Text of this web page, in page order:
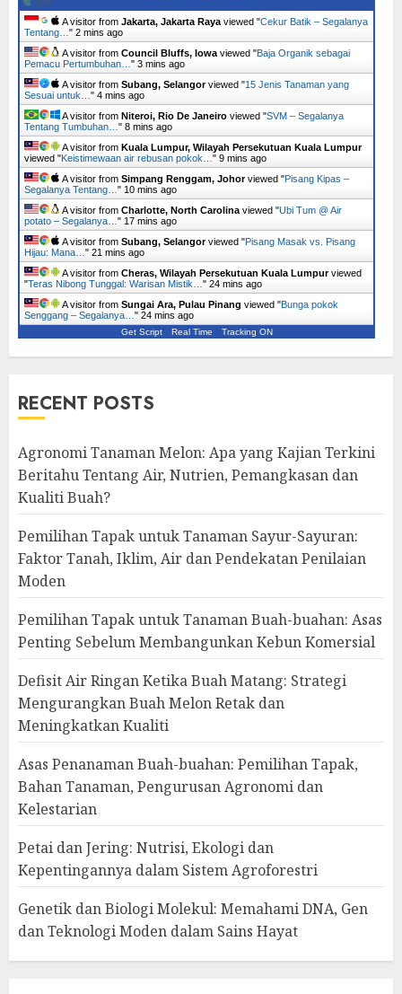
A visitor from Jakarta, Jakarta Raya viewed "Cekur Batik – Segalanya
Tentang… " 2 mins ago
A visitor from Council Bluffs, Iowa viewed "Baja Organik sebagai
Pemacu Pertumbuhan… " 3 mins ago
A visitor from Subang, Selangorviewed "15 Jenis Tanaman yang
Sesuai untuk… " 4 mins ago
A visitor from Niteroi, Rio De Janeiro viewed "SVM – Segalanya
Tentang Tumbuhan… " 8 mins ago
A visitor from Kuala Lumpur, Wilayah Persekutuan Kuala Lumpur
viewed "Keistimewaan air rebusan pokok… " 9 mins ago
A visitor from Simpang Renggam, Johorviewed "Pisang Kipas –
Segalanya Tentang… " 10 mins ago
A visitor from Charlotte, North Carolina viewed "Ubi Tum @ Air
potato – Segalanya… " 17 mins ago
A visitor from Subang, Selangorviewed "Pisang Masak vs. Pisang
Hijau: Mana… " 21 mins ago
A visitor from Cheras, Wilayah Persekutuan Kuala Lumpurviewed
"Teras Nibong Tunggal: Warisan Mistik… " 24 mins ago
A visitor from Sungai Ara, Pulau Pinang viewed "Bunga pokok
Senggang – Segalanya… " 24 mins ago
Get Script Real Time Tracking ON
RECENT POSTS
Agronomi Tanaman Melon: Apa yang Kajian Terkini
Beritahu Tentang Air, Nutrien, Pemangkasan dan
Kualiti Buah?
Pemilihan Tapak untuk Tanaman Sayur-Sayuran:
Faktor Tanah, Iklim, Air dan Pendekatan Penilaian
Moden
Pemilihan Tapak untuk Tanaman Buah-buahan: Asas
Penting Sebelum Membangunkan Kebun Komersial
Defisit Air Ringan Ketika Buah Matang: Strategi
Mengurangkan Buah Melon Retak dan
Meningkatkan Kualiti
Asas Penanaman Buah-buahan: Pemilihan Tapak,
Bahan Tanaman, Pengurusan Agronomi dan
Kelestarian
Petai dan Jering: Nutrisi, Ekologi dan
Kepentingannya dalam Sistem Agroforestri
Genetik dan Biologi Molekul: Memahami DNA, Gen
dan Teknologi Moden dalam Sains Hayat